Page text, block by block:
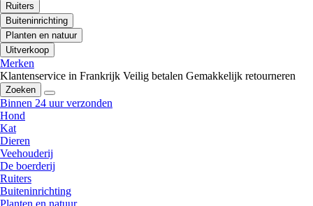
Ruiters
Buiteninrichting
Planten en natuur
Uitverkoop
Merken
Klantenservice in Frankrijk Veilig betalen Gemakkelijk retourneren
Zoeken
Binnen 24 uur verzonden
Hond
Kat
Dieren
Veehouderij
De boerderij
Ruiters
Buiteninrichting